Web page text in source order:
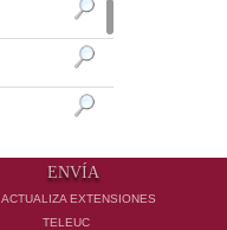
ENVÍA
ACTUALIZA EXTENSIONES
TELEUC